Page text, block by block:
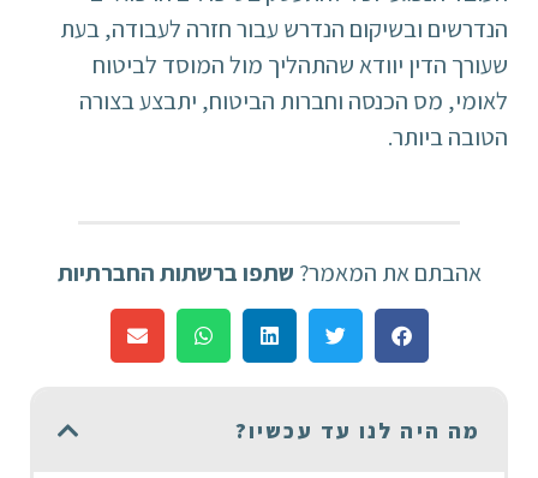
הנדרשים ובשיקום הנדרש עבור חזרה לעבודה, בעת
שעורך הדין יוודא שהתהליך מול המוסד לביטוח
לאומי, מס הכנסה וחברות הביטוח, יתבצע בצורה
הטובה ביותר.
אהבתם את המאמר? שתפו ברשתות החברתיות
מה היה לנו עד עכשיו?